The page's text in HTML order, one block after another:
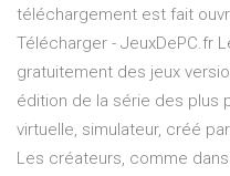
téléchargement est fait
Télécharger - JeuxDePC.fr
gratuitement des jeux
édition de la série des plus
virtuelle, simulateur, créé
Les créateurs, comme